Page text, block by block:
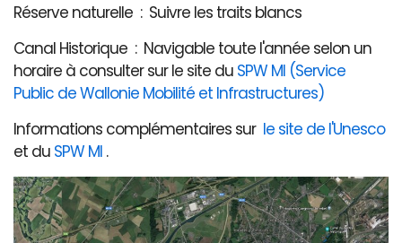
Réserve naturelle : Suivre les traits blancs
Canal Historique : Navigable toute l'année selon un
horaire à consulter sur le site du SPW MI (Service
Public de Wallonie Mobilité et Infrastructures)
Informations complémentaires sur le site de l'Unesco
et du SPW MI .